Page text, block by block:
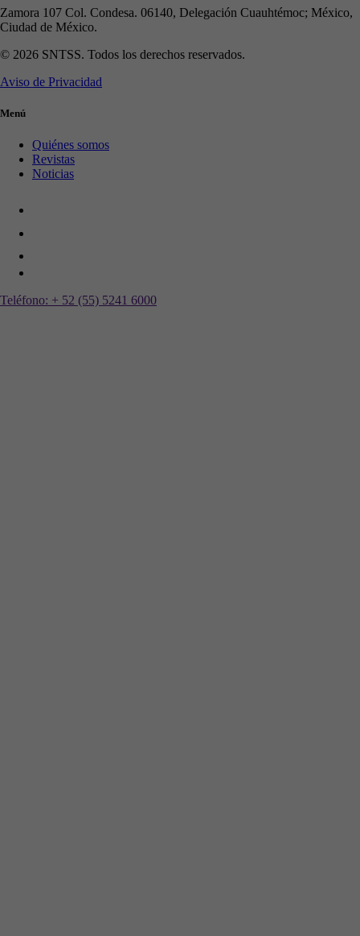
Zamora 107 Col. Condesa. 06140, Delegación Cuauhtémoc; México,
Ciudad de México.
© 2026 SNTSS. Todos los derechos reservados.
Aviso de Privacidad
Menú
Quiénes somos
Revistas
Noticias
Teléfono: + 52 (55) 5241 6000